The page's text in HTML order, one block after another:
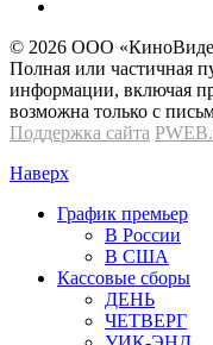
© 2026 OOО
Полная или частичная
информации, включая
возможна только с
Поддержка сайта
Наверх
График премьер
В России
В США
Кассовые сборы
ДЕНЬ
ЧЕТВЕРГ